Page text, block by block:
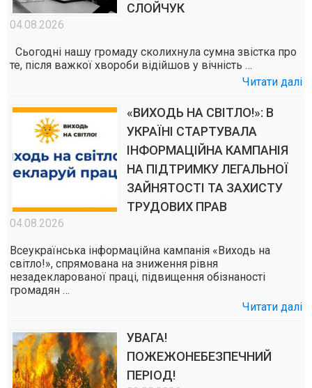
СЛОЙЧУК
04.08.2026
Сьогодні нашу громаду сколихнула сумна звістка про
те, після важкої хвороби відійшов у вічність …
Читати далі
«ВИХОДЬ НА СВІТЛО!»: В
УКРАЇНІ СТАРТУВАЛА
ІНФОРМАЦІЙНА КАМПАНІЯ
НА ПІДТРИМКУ ЛЕГАЛЬНОЇ
ЗАЙНЯТОСТІ ТА ЗАХИСТУ
ТРУДОВИХ ПРАВ
04.08.2026
Всеукраїнська інформаційна кампанія «Виходь на
світло!», спрямована на зниження рівня
незадекларованої праці, підвищення обізнаності
громадян …
Читати далі
УВАГА!
ПОЖЕЖОНЕБЕЗПЕЧНИЙ
ПЕРІОД!